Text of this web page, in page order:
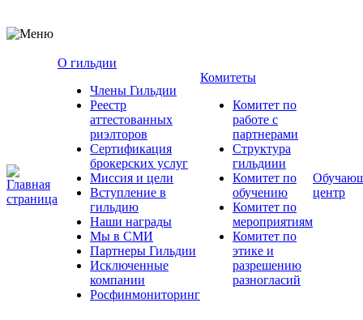
О гильдии
Члены Гильдии
Реестр
аттестованных
риэлторов
Сертификация
брокерских услуг
Миссия и цели
Вступление в
гильдию
Наши награды
Мы в СМИ
Партнеры Гильдии
Исключенные
компании
Росфинмониторинг
Комитеты
Комитет по
работе с
партнерами
Структура
гильдиии
Комитет по
обучению
Комитет по
мероприятиям
Комитет по
этике и
разрешению
разногласий
центр